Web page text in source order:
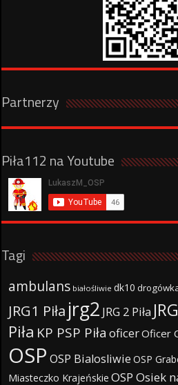
Partnerzy
Piła112 na Youtube
Tagi
ambulans białośliwie dk10
JRG1 Piła jrg2 JRG 2 Piła
Piła KP PSP Piła oficerOficer
OSP OSP Bialosliwie OSP
Miasteczko Krajeńskie OSP Osiek